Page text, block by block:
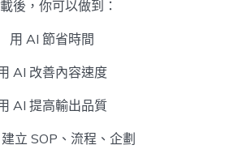
後，你可以做到：
用 AI 節省時間
AI 改善內容速度
AI 提高輸出品質
立 SOP、流程、企劃